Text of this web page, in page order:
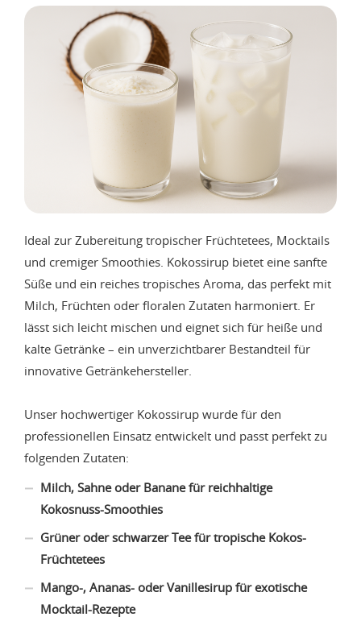
Ideal zur Zubereitung tropischer Früchtetees, Mocktails
und cremiger Smoothies. Kokossirup bietet eine sanfte
Süße und ein reiches tropisches Aroma, das perfekt mit
Milch, Früchten oder floralen Zutaten harmoniert. Er
lässt sich leicht mischen und eignet sich für heiße und
kalte Getränke – ein unverzichtbarer Bestandteil für
innovative Getränkehersteller.
Unser hochwertiger Kokossirup wurde für den
professionellen Einsatz entwickelt und passt perfekt zu
folgenden Zutaten:
Milch, Sahne oder Banane für reichhaltige
Kokosnuss-Smoothies
Grüner oder schwarzer Tee für tropische Kokos-
Früchtetees
Mango-, Ananas- oder Vanillesirup für exotische
Mocktail-Rezepte